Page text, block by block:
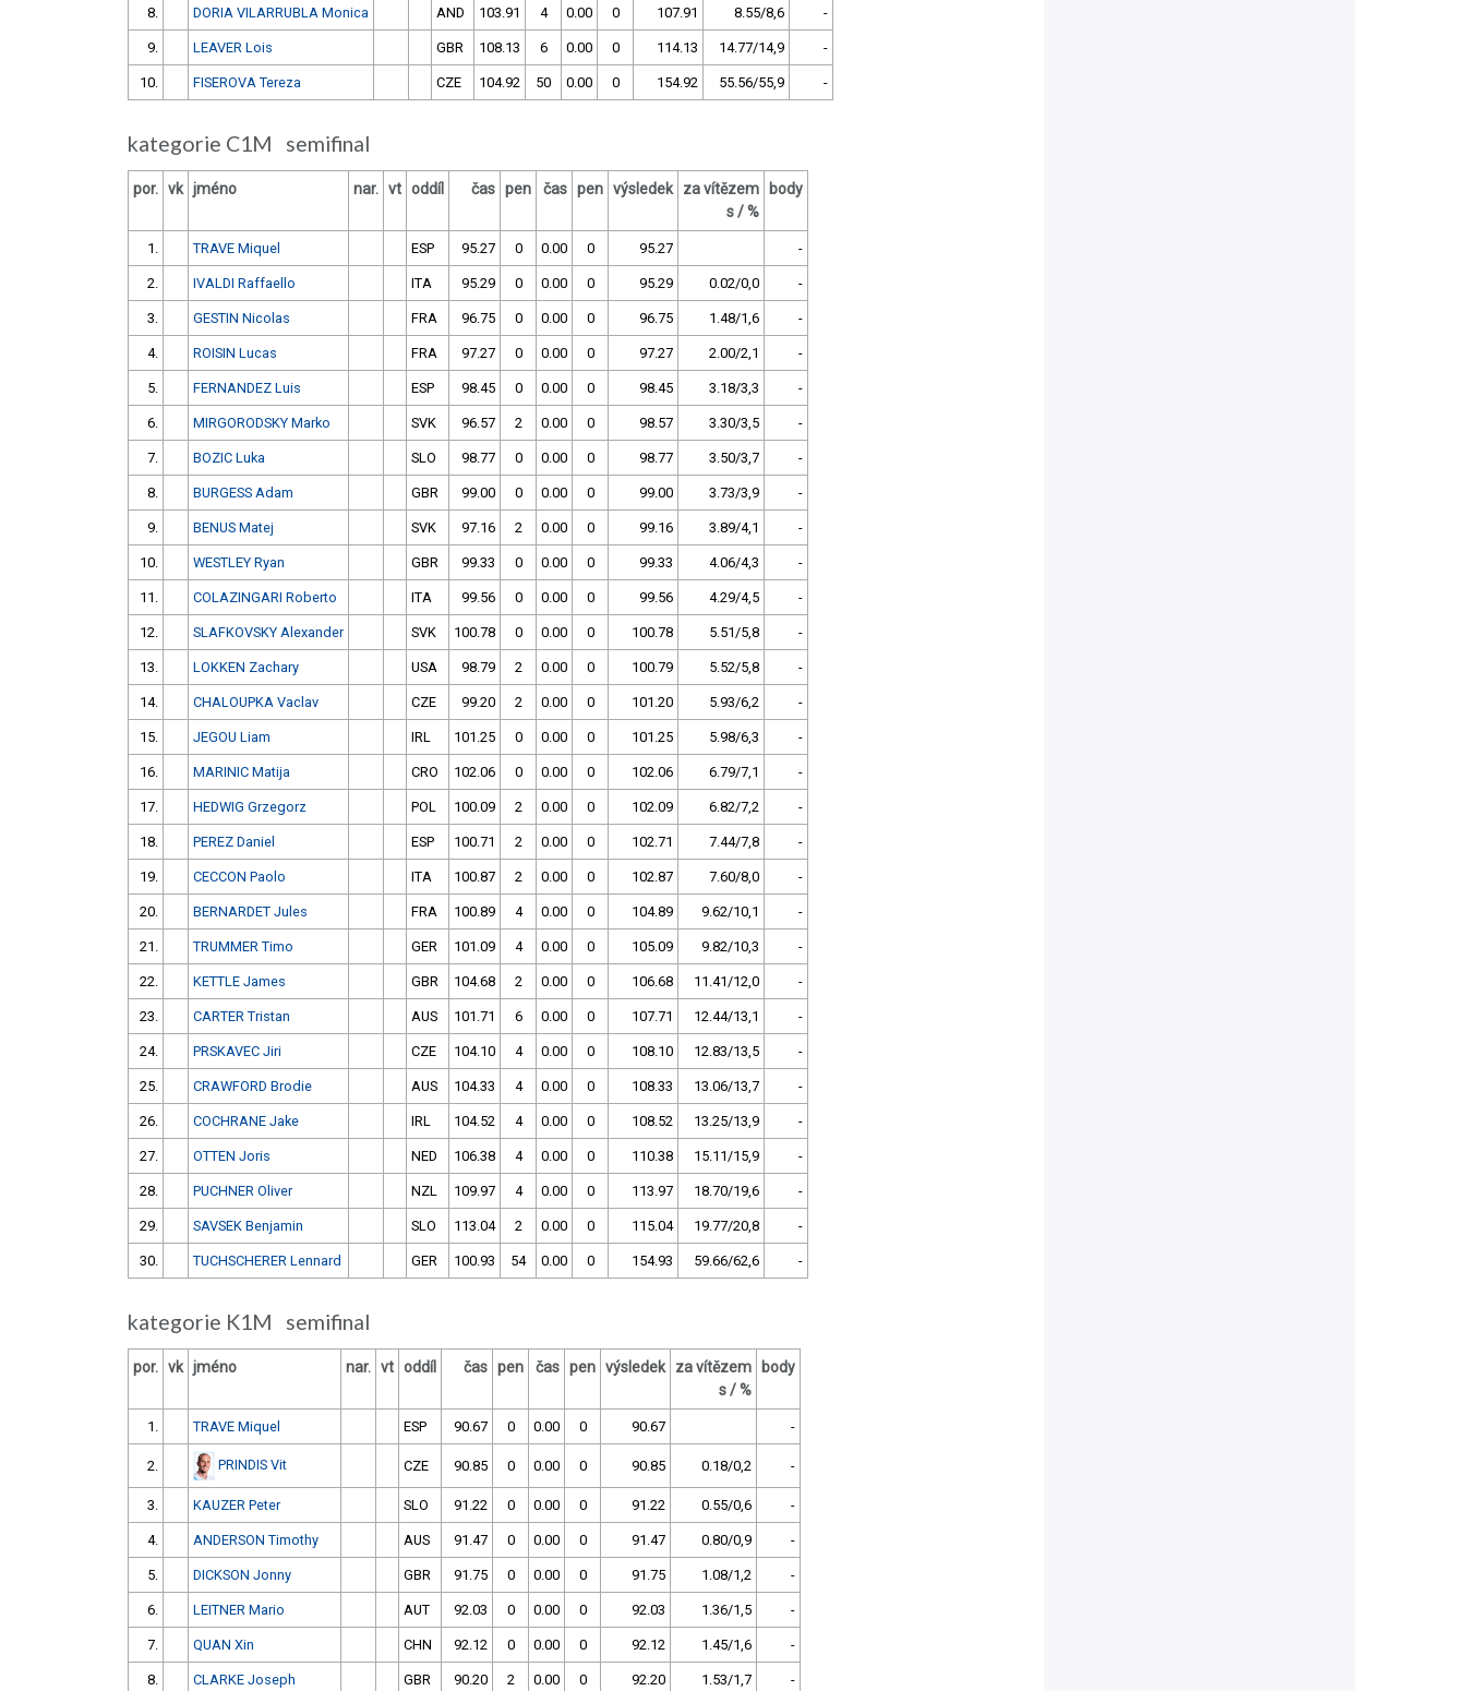
8. DORIA VILARRUBLA Monica AND 103.91 4 0.00 0 107.91 8.55/8,6 -
9. LEAVER Lois GBR 108.13 6 0.00 0 114.13 14.77/14,9 -
10. FISEROVA Tereza CZE 104.92 50 0.00 0 154.92 55.56/55,9 -
kategorie C1M semifinal
por. vk jméno nar. vt oddíl čas pen čas pen výsledek
za vítězem
s / %
body
1. TRAVE Miquel ESP 95.27 0 0.00 0 95.27 -
2. IVALDI Raffaello ITA 95.29 0 0.00 0 95.29 0.02/0,0 -
3. GESTIN Nicolas FRA 96.75 0 0.00 0 96.75 1.48/1,6 -
4. ROISIN Lucas FRA 97.27 0 0.00 0 97.27 2.00/2,1 -
5. FERNANDEZ Luis ESP 98.45 0 0.00 0 98.45 3.18/3,3 -
6. MIRGORODSKY Marko SVK 96.57 2 0.00 0 98.57 3.30/3,5 -
7. BOZIC Luka SLO 98.77 0 0.00 0 98.77 3.50/3,7 -
8. BURGESS Adam GBR 99.00 0 0.00 0 99.00 3.73/3,9 -
9. BENUS Matej SVK 97.16 2 0.00 0 99.16 3.89/4,1 -
10. WESTLEY Ryan GBR 99.33 0 0.00 0 99.33 4.06/4,3 -
11. COLAZINGARI Roberto ITA 99.56 0 0.00 0 99.56 4.29/4,5 -
12. SLAFKOVSKY Alexander SVK 100.78 0 0.00 0 100.78 5.51/5,8 -
13. LOKKEN Zachary USA 98.79 2 0.00 0 100.79 5.52/5,8 -
14. CHALOUPKA Vaclav CZE 99.20 2 0.00 0 101.20 5.93/6,2 -
15. JEGOU Liam IRL 101.25 0 0.00 0 101.25 5.98/6,3 -
16. MARINIC Matija CRO 102.06 0 0.00 0 102.06 6.79/7,1 -
17. HEDWIG Grzegorz POL 100.09 2 0.00 0 102.09 6.82/7,2 -
18. PEREZ Daniel ESP 100.71 2 0.00 0 102.71 7.44/7,8 -
19. CECCON Paolo ITA 100.87 2 0.00 0 102.87 7.60/8,0 -
20. BERNARDET Jules FRA 100.89 4 0.00 0 104.89 9.62/10,1 -
21. TRUMMER Timo GER 101.09 4 0.00 0 105.09 9.82/10,3 -
22. KETTLE James GBR 104.68 2 0.00 0 106.68 11.41/12,0 -
23. CARTER Tristan AUS 101.71 6 0.00 0 107.71 12.44/13,1 -
24. PRSKAVEC Jiri CZE 104.10 4 0.00 0 108.10 12.83/13,5 -
25. CRAWFORD Brodie AUS 104.33 4 0.00 0 108.33 13.06/13,7 -
26. COCHRANE Jake IRL 104.52 4 0.00 0 108.52 13.25/13,9 -
27. OTTEN Joris NED 106.38 4 0.00 0 110.38 15.11/15,9 -
28. PUCHNER Oliver NZL 109.97 4 0.00 0 113.97 18.70/19,6 -
29. SAVSEK Benjamin SLO 113.04 2 0.00 0 115.04 19.77/20,8 -
30. TUCHSCHERER Lennard GER 100.93 54 0.00 0 154.93 59.66/62,6 -
kategorie K1M semifinal
por. vk jméno nar. vt oddíl čas pen čas pen výsledek
za vítězem
s / %
body
1. TRAVE Miquel ESP 90.67 0 0.00 0 90.67 -
2. PRINDIS Vit CZE 90.85 0 0.00 0 90.85 0.18/0,2 -
3. KAUZER Peter SLO 91.22 0 0.00 0 91.22 0.55/0,6 -
4. ANDERSON Timothy AUS 91.47 0 0.00 0 91.47 0.80/0,9 -
5. DICKSON Jonny GBR 91.75 0 0.00 0 91.75 1.08/1,2 -
6. LEITNER Mario AUT 92.03 0 0.00 0 92.03 1.36/1,5 -
7. QUAN Xin CHN 92.12 0 0.00 0 92.12 1.45/1,6 -
8. CLARKE Joseph GBR 90.20 2 0.00 0 92.20 1.53/1,7 -